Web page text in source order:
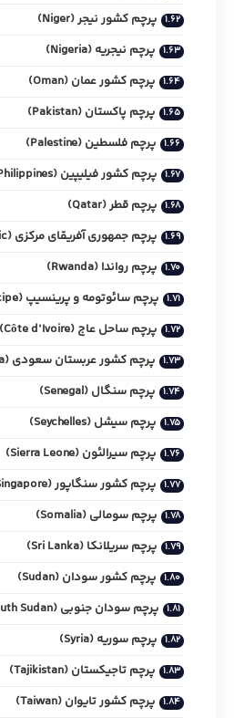
پرچم کشور نیجر (Niger)
پرچم نیجریه (Nigeria)
پرچم کشور عمان (Oman)
پرچم پاکستان (Pakistan)
پرچم فلسطین (Palestine)
پرچم کشور فیلیپین (Philippines)
پرچم قطر (Qatar)
پرچم جمهوری آفریقای مرکزی (Central African Republic)
پرچم رواندا (Rwanda)
پرچم سائوتومه و پرینسیپ (São Tomé and Príncipe)
پرچم ساحل عاج (Côte d’Ivoire)
پرچم کشور عربستان سعودی (Saudi Arabia)
پرچم سنگال (Senegal)
پرچم سیشل (Seychelles)
پرچم سیرالئون (Sierra Leone)
پرچم کشور سنگاپور (Singapore)
پرچم سومالی (Somalia)
پرچم سریلانکا (Sri Lanka)
پرچم کشور سودان (Sudan)
پرچم سودان جنوبی (South Sudan)
پرچم سوریه (Syria)
پرچم تاجیکستان (Tajikistan)
پرچم کشور تایوان (Taiwan)